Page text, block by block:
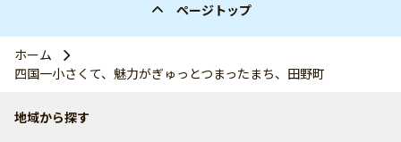
ページトップ
ホーム
四国一小さくて、魅力がぎゅっとつまったまち、田野町
地域から探す